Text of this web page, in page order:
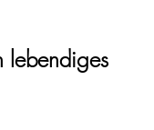
lebendiges